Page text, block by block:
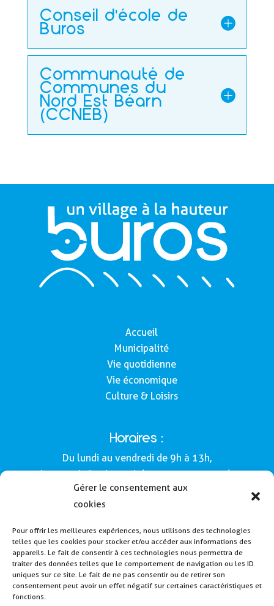
Gérer le consentement aux
cookies
Pour offrir les meilleures expériences, nous utilisons des technologies
telles que les cookies pour stocker et/ou accéder aux informations des
appareils. Le fait de consentir à ces technologies nous permettra de
traiter des données telles que le comportement de navigation ou les ID
uniques sur ce site. Le fait de ne pas consentir ou de retirer son
consentement peut avoir un effet négatif sur certaines caractéristiques et
fonctions.
Conseil d'école de
Buros
Communauté de
Communes du
Nord Est Béarn
(CCNEB)
Accueil
Municipalité
Vie quotidienne
Vie économique
Culture & Loisirs
Horaires :
Du lundi au vendredi de 9h à 13h,
le samedi de 9h à 12h (Semaines impaires).
160, route de Morlàas
64160 - Buros
Tél : 05 59 62 54 49